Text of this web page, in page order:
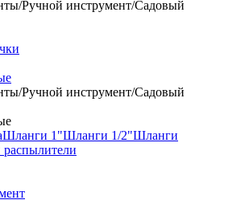
/Ручной инструмент/Садовый
/Ручной инструмент/Садовый
Шланги 1"Шланги 1/2"Шланги